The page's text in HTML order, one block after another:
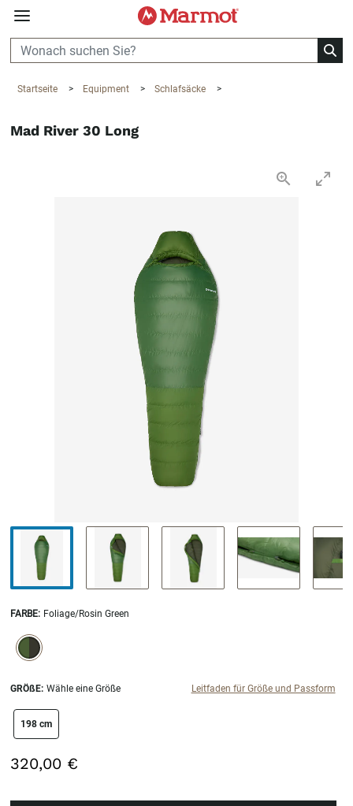
360°
Startseite > Equipment > Schlafsäcke >
Mad River 30 Long
FARBE: Foliage/Rosin Green
SELECTION WILL REFRESH THE PAGE WITH NEW RESULTS.
selected
GRÖßE: Wähle eine Größe Leitfaden für Größe und Passform
size swatch
198 cm
320,00 €